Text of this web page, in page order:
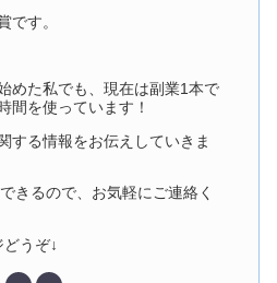
です。
めた私でも、現在は副業1本で
間を使っています！
する情報をお伝えしていきま
きるので、お気軽にご連絡く
うぞ↓